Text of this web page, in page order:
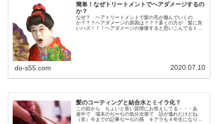
簡単！なぜトリートメントでヘアダメージするの
か？
なぜ？ ヘアトリートメントで髪の毛が傷んでいくの
か？？？ヘアダメージの原因は？？？多くの方が 髪に良
いハズ！！！ヘアダメージの修復すると思いこんでるトリ
do-s55.com 2020.07.10
髪のコーティングと結合水とミイラ化？
この前から ちょいと長い質問にお答えしてる・・・あ
途中で 場末のぢ〜ぢの気分次第で 話が逸れたけどね
（笑）今までの記事ぢ〜ぢの孫 キアラも４年生になりま